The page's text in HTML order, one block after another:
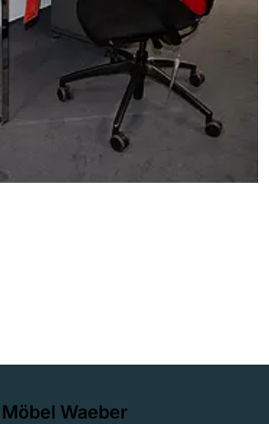
Möbel Waeber